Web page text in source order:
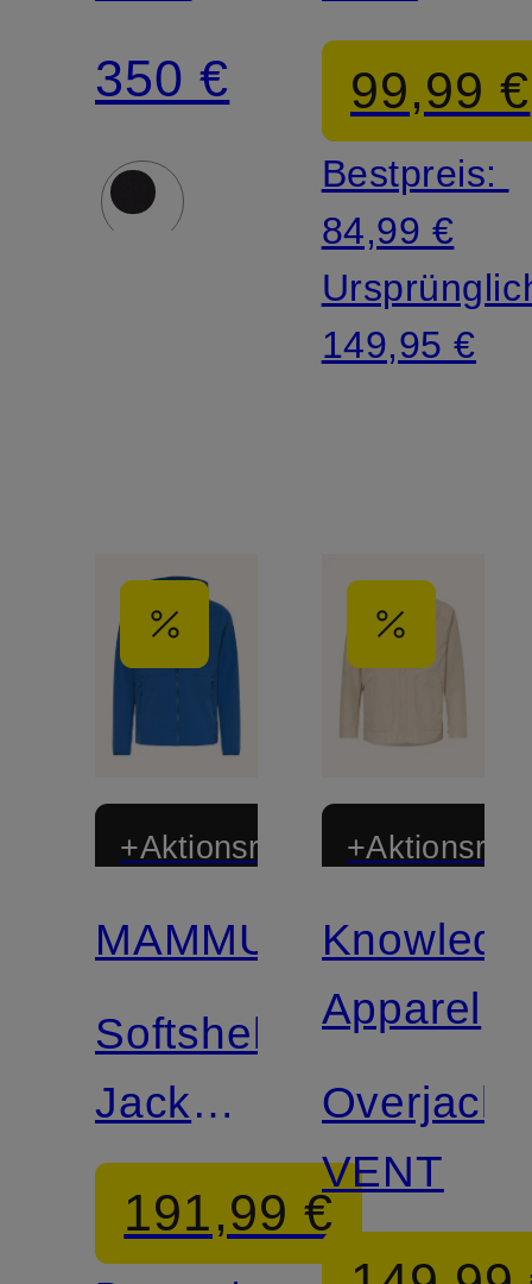
LIGHT
HS
HOODED
350 €
MIRUSHA
99,99 €
Bestpreis:
84,99 €
149,95 €
+Aktionsrabatt
Zertifiziert
MAMMUT
Softshell-
Jacke
ULTIMATE
COMFORT
191,99 €
Apparel
VENT